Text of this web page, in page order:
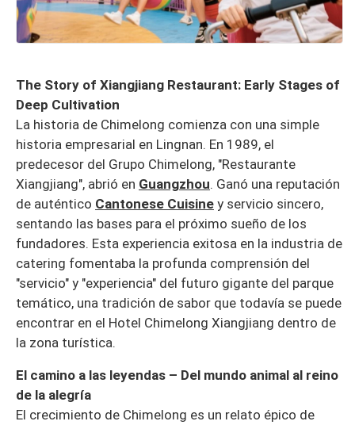
The Story of Xiangjiang Restaurant: Early Stages of
Deep Cultivation
La historia de Chimelong comienza con una simple
historia empresarial en Lingnan. En 1989, el
predecesor del Grupo Chimelong, "Restaurante
Xiangjiang", abrió en Guangzhou. Ganó una reputación
de auténtico Cantonese Cuisine y servicio sincero,
sentando las bases para el próximo sueño de los
fundadores. Esta experiencia exitosa en la industria de
catering fomentaba la profunda comprensión del
"servicio" y "experiencia" del futuro gigante del parque
temático, una tradición de sabor que todavía se puede
encontrar en el Hotel Chimelong Xiangjiang dentro de
la zona turística.
El camino a las leyendas – Del mundo animal al reino
de la alegría
El crecimiento de Chimelong es un relato épico de